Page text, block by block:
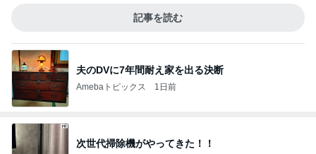
記事を読む
夫のDVに7年間耐え家を出る決断
Amebaトピックス 1日前
次世代掃除機がやってきた！！